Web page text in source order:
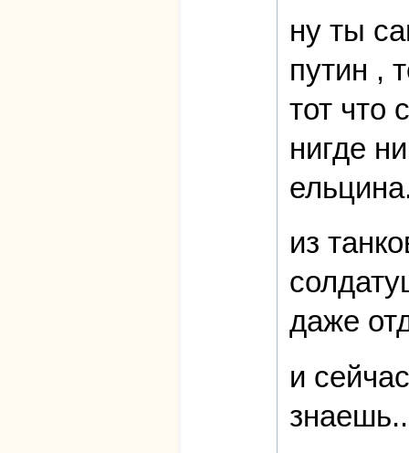
ну ты
путин ,
тот что
нигде
из
даже
и
знаешь..